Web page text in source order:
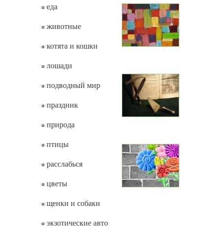
еда
животные
котята и кошки
лошади
подводный мир
праздник
природа
птицы
расслабься
цветы
щенки и собаки
экзотические авто